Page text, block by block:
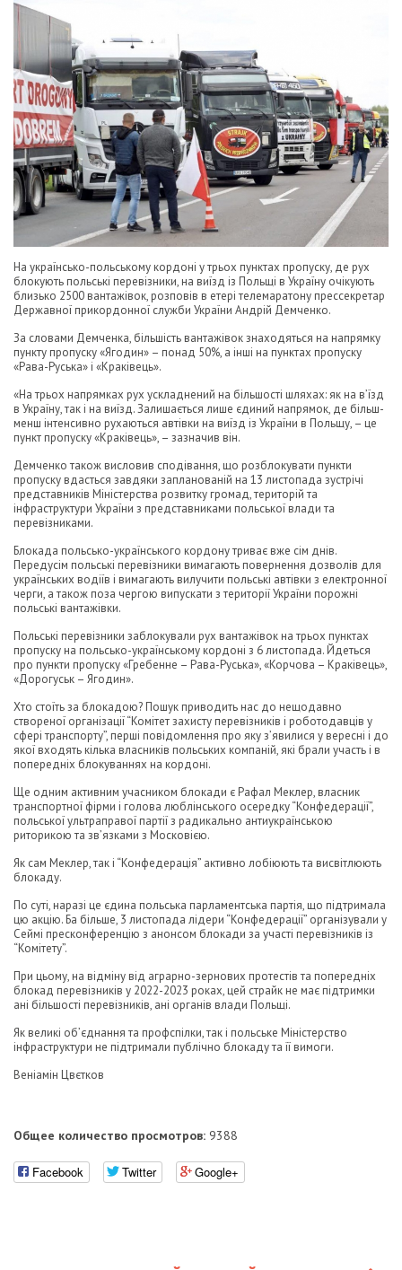
На українсько-польському кордоні у трьох пунктах пропуску, де рух
блокують польські перевізники, на виїзд із Польщі в Україну очікують
близько 2500 вантажівок, розповів в етері телемаратону прессекретар
Державної прикордонної служби України Андрій Демченко.
За словами Демченка, більшість вантажівок знаходяться на напрямку
пункту пропуску «Ягодин» – понад 50%, а інші на пунктах пропуску
«Рава-Руська» і «Краківець».
«На трьох напрямках рух ускладнений на більшості шляхах: як на в’їзд
в Україну, так і на виїзд. Залишається лише єдиний напрямок, де більш-
менш інтенсивно рухаються автівки на виїзд із України в Польщу, – це
пункт пропуску «Краківець», – зазначив він.
Демченко також висловив сподівання, що розблокувати пункти
пропуску вдасться завдяки запланованій на 13 листопада зустрічі
представників Міністерства розвитку громад, територій та
інфраструктури України з представниками польської влади та
перевізниками.
Блокада польсько-українського кордону триває вже сім днів.
Передусім польські перевізники вимагають повернення дозволів для
українських водіїв і вимагають вилучити польські автівки з електронної
черги, а також поза чергою випускати з території України порожні
польські вантажівки.
Польські перевізники заблокували рух вантажівок на трьох пунктах
пропуску на польсько-українському кордоні з 6 листопада. Йдеться
про пункти пропуску «Гребенне – Рава-Руська», «Корчова – Краківець»,
«Дорогуськ – Ягодин».
Хто стоїть за блокадою? Пошук приводить нас до нещодавно
створеної організації “Комітет захисту перевізників і роботодавців у
сфері транспорту”, перші повідомлення про яку з’явилися у вересні і до
якої входять кілька власників польських компаній, які брали участь і в
попередніх блокуваннях на кордоні.
Ще одним активним учасником блокади є Рафал Меклер, власник
транспортної фірми і голова люблінського осередку “Конфедерації”,
польської ультраправої партії з радикально антиукраїнською
риторикою та зв’язками з Московією.
Як сам Меклер, так і “Конфедерація” активно лобіюють та висвітлюють
блокаду.
По суті, наразі це єдина польська парламентська партія, що підтримала
цю акцію. Ба більше, 3 листопада лідери “Конфедерації” організували у
Сеймі пресконференцію з анонсом блокади за участі перевізників із
“Комітету”.
При цьому, на відміну від аграрно-зернових протестів та попередніх
блокад перевізників у 2022-2023 роках, цей страйк не має підтримки
ані більшості перевізників, ані органів влади Польщі.
Як великі об’єднання та профспілки, так і польське Міністерство
інфраструктури не підтримали публічно блокаду та її вимоги.
Веніамін Цвєтков
Общее количество просмотров: 9388
Facebook Twitter Google+